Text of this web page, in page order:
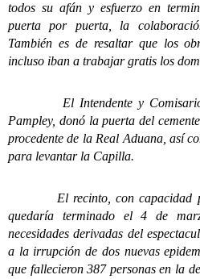
todos su afán y esfuerzo en
puerta por puerta, la
También es de resaltar que los
incluso iban a trabajar gratis los
El Intendente y Comisario
Pampley, donó la puerta del
procedente de la Real Aduana, así
para levantar la Capilla.
El recinto, con capacidad
quedaría terminado el 4 de
necesidades derivadas del
a la irrupción de dos nuevas
que fallecieron 387 personas en la